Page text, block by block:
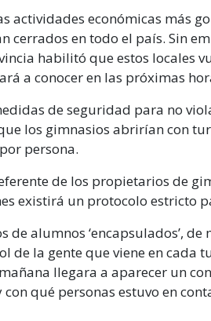
actividades económicas más
cerrados en todo el país. Sin
habilitó que estos locales
a conocer en las próximas
de seguridad para no
los gimnasios abrirían con
persona.
de los propietarios de
existirá un protocolo estricto
de alumnos ‘encapsulados’,
de la gente que viene en cada
llegara a aparecer un
qué personas estuvo en